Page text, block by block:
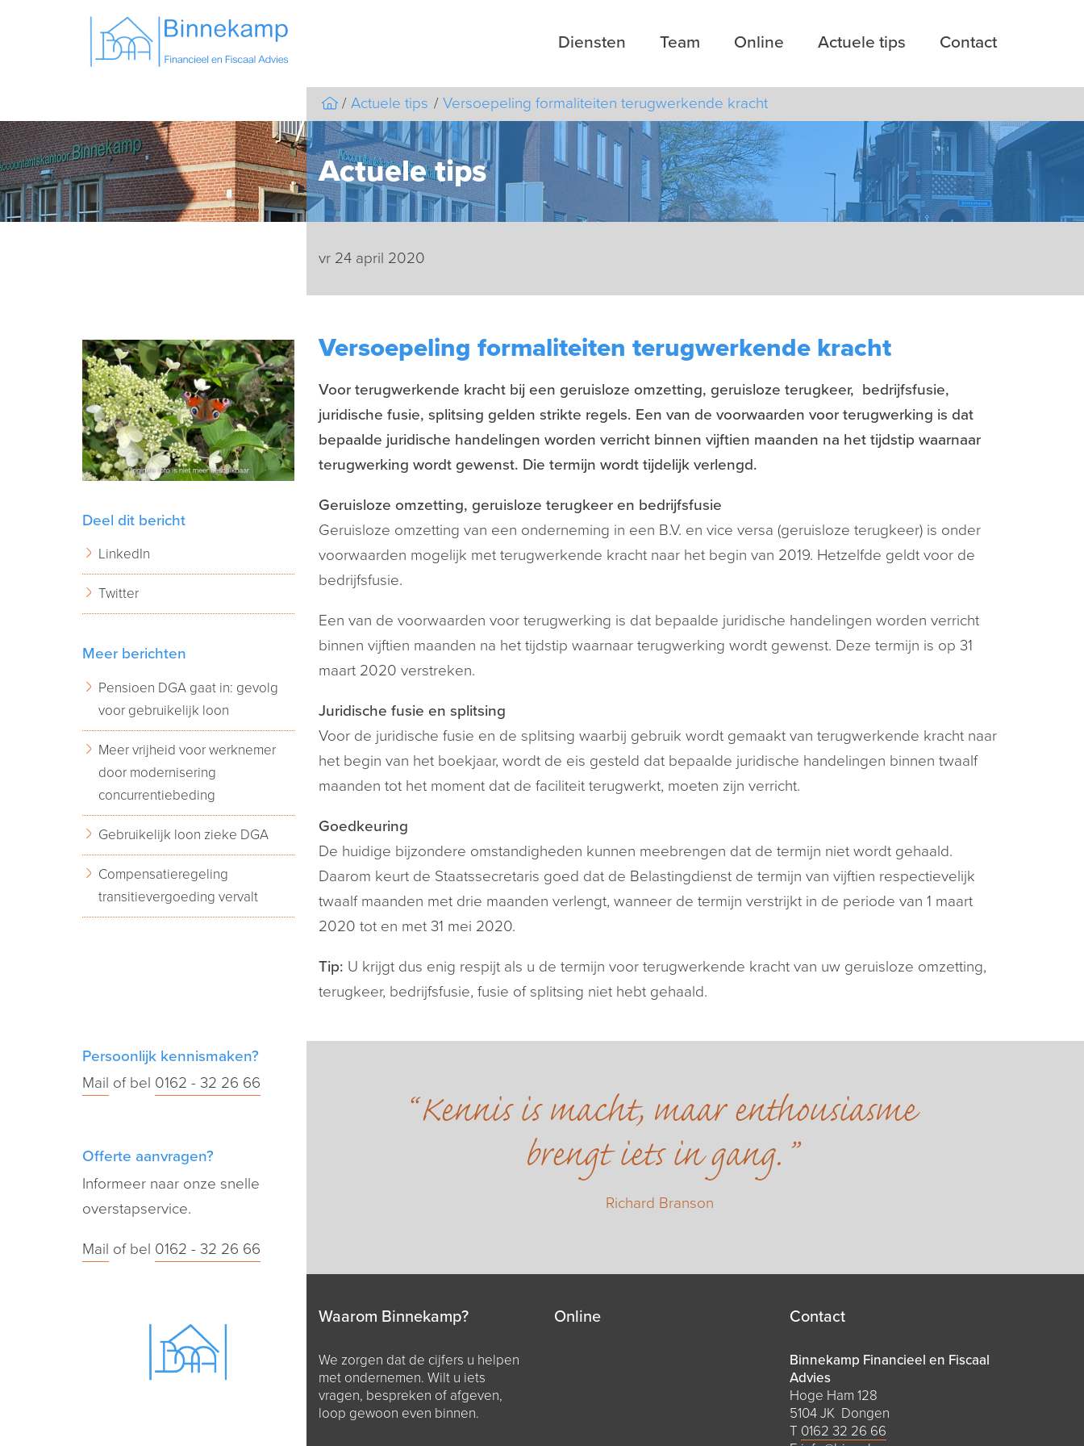
Diensten Team Online Actuele tips Contact
Actuele tips Versoepeling formaliteiten terugwerkende kracht
Actuele tips
vr 24 april 2020
Versoepeling formaliteiten terugwerkende kracht
Voor terugwerkende kracht bij een geruisloze omzetting, geruisloze terugkeer, bedrijfsfusie,
juridische fusie, splitsing gelden strikte regels. Een van de voorwaarden voor terugwerking is dat
bepaalde juridische handelingen worden verricht binnen vijftien maanden na het tijdstip waarnaar
terugwerking wordt gewenst. Die termijn wordt tijdelijk verlengd.
Geruisloze omzetting, geruisloze terugkeer en bedrijfsfusie
Geruisloze omzetting van een onderneming in een B.V. en vice versa (geruisloze terugkeer) is onder
voorwaarden mogelijk met terugwerkende kracht naar het begin van 2019. Hetzelfde geldt voor de
bedrijfsfusie.
Een van de voorwaarden voor terugwerking is dat bepaalde juridische handelingen worden verricht
binnen vijftien maanden na het tijdstip waarnaar terugwerking wordt gewenst. Deze termijn is op 31
maart 2020 verstreken.
Juridische fusie en splitsing
Voor de juridische fusie en de splitsing waarbij gebruik wordt gemaakt van terugwerkende kracht naar
het begin van het boekjaar, wordt de eis gesteld dat bepaalde juridische handelingen binnen twaalf
maanden tot het moment dat de faciliteit terugwerkt, moeten zijn verricht.
Goedkeuring
De huidige bijzondere omstandigheden kunnen meebrengen dat de termijn niet wordt gehaald.
Daarom keurt de Staatssecretaris goed dat de Belastingdienst de termijn van vijftien respectievelijk
twaalf maanden met drie maanden verlengt, wanneer de termijn verstrijkt in de periode van 1 maart
2020 tot en met 31 mei 2020.
Tip: U krijgt dus enig respijt als u de termijn voor terugwerkende kracht van uw geruisloze omzetting,
terugkeer, bedrijfsfusie, fusie of splitsing niet hebt gehaald.
Deel dit bericht
LinkedIn
Twitter
Meer berichten
Pensioen DGA gaat in: gevolg
voor gebruikelijk loon
Meer vrijheid voor werknemer
door modernisering
concurrentiebeding
Gebruikelijk loon zieke DGA
Compensatieregeling
transitievergoeding vervalt
Persoonlijk kennismaken?
Mail of bel 0162 - 32 26 66
Offerte aanvragen?
Informeer naar onze snelle
overstapservice.
Mail of bel 0162 - 32 26 66
Kennis is macht, maar enthousiasme
brengt iets in gang.
Richard Branson
Waarom Binnekamp?
We zorgen dat de cijfers u helpen
met ondernemen. Wilt u iets
vragen, bespreken of afgeven,
loop gewoon even binnen.
Online Contact
Binnekamp Financieel en Fiscaal
Advies
Hoge Ham 128
5104 JK Dongen
T 0162 32 26 66